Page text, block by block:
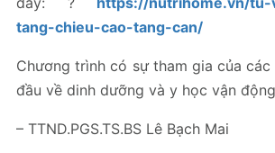
tang-chieu-cao-tang-can/
Chương trình có sự tham gia của các
đầu về dinh dưỡng và y học vận
– TTND.PGS.TS.BS Lê Bạch Mai